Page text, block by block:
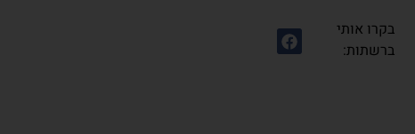
בקרו אותי
ברשתות: